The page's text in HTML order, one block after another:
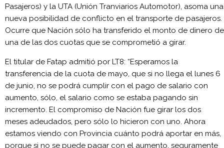
Pasajeros) y la UTA (Unión Tranviarios Automotor), asoma una
nueva posibilidad de conflicto en el transporte de pasajeros.
Ocurre que Nación sólo ha transferido el monto de dinero de
una de las dos cuotas que se comprometió a girar.
El titular de Fatap admitió por LT8: “Esperamos la
transferencia de la cuota de mayo, que si no llega el lunes 6
de junio, no se podrá cumplir con el pago de salario con
aumento, sólo, el salario como se estaba pagando sin
incremento. El compromiso de Nación fue girar los dos
meses adeudados, pero sólo lo hicieron con uno. Ahora
estamos viendo con Provincia cuánto podrá aportar en más,
porque si no se puede pagar con el aumento, seguramente